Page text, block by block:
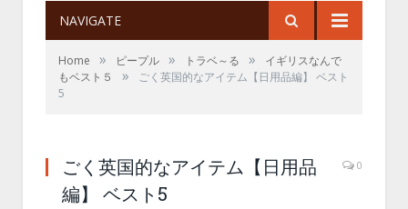
NAVIGATE
Home » ピープル » トラベ～る »
イギリスなんで
もベスト５
»
ごく英国的なアイテム【日用品編】 ベスト
5
ごく英国的なアイテム【日用品
編】 ベスト5
0